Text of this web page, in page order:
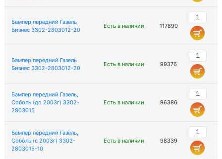
Бампер передний Газель
Бизнес 3302-2803012-20
Есть в наличии 117890
Бампер передний Газель
Бизнес 3302-2803012-20
Есть в наличии 99376
Бампер передний Газель,
Соболь (до 2003г) 3302-
2803015
Есть в наличии 96386
Бампер передний Газель,
Соболь (с 2003г) 3302-
2803015-10
Есть в наличии 98339